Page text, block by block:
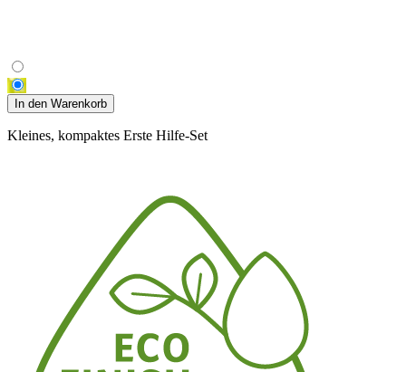
In den Warenkorb
Kleines, kompaktes Erste Hilfe-Set